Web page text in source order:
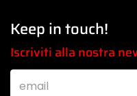
Keep in touch!
Iscriviti alla nostra